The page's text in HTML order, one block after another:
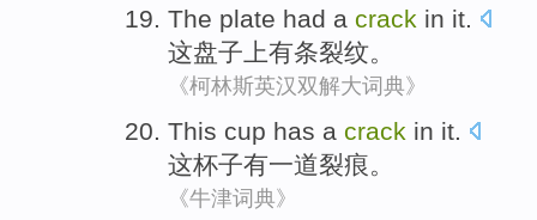
The plate had a crack in it.
这盘子上有条裂纹。
《柯林斯英汉双解大词典》
This cup has a crack in it.
这杯子有一道裂痕。
《牛津词典》